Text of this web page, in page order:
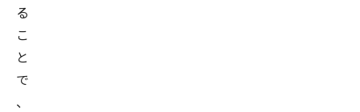
る
こ
と
で
、